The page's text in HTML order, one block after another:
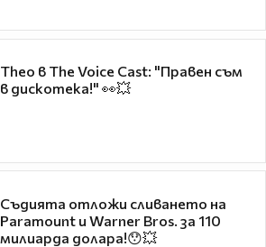
Theo в The Voice Cast: "Правен съм
в дискотека!" 👀💥
Съдията отложи сливането на
Paramount и Warner Bros. за 110
милиарда долара!😯💥